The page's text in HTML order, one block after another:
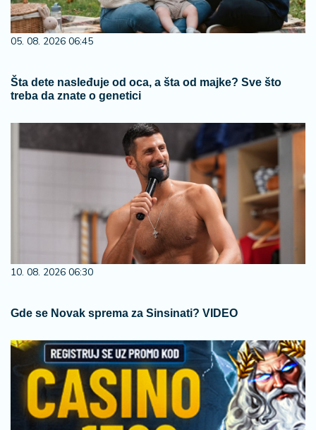
05. 08. 2026 06:45
Šta dete nasleđuje od oca, a šta od majke? Sve što
treba da znate o genetici
10. 08. 2026 06:30
Gde se Novak sprema za Sinsinati? VIDEO